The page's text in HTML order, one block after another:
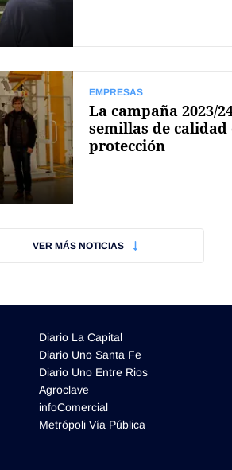
EMPRESAS
La campaña 2023/
semillas de calidad
protección
VER MÁS NOTICIAS
Diario La Capital
Diario Uno Santa Fe
Diario Uno Entre Rios
Agroclave
infoComercial
Metrópoli Vía Pública